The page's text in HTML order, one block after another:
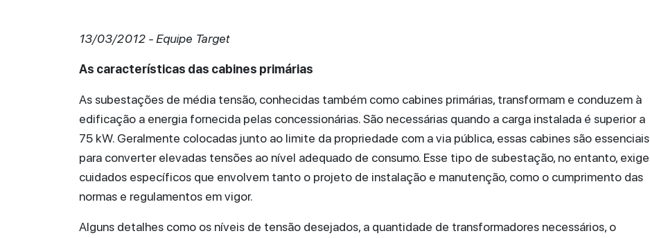
13/03/2012 - Equipe Target
As características das cabines primárias
As subestações de média tensão, conhecidas também como cabines primárias, transformam e conduzem à
edificação a energia fornecida pelas concessionárias. São necessárias quando a carga instalada é superior a
75 kW. Geralmente colocadas junto ao limite da propriedade com a via pública, essas cabines são essenciais
para converter elevadas tensões ao nível adequado de consumo. Esse tipo de subestação, no entanto, exige
cuidados específicos que envolvem tanto o projeto de instalação e manutenção, como o cumprimento das
normas e regulamentos em vigor.
Alguns detalhes como os níveis de tensão desejados, a quantidade de transformadores necessários, o